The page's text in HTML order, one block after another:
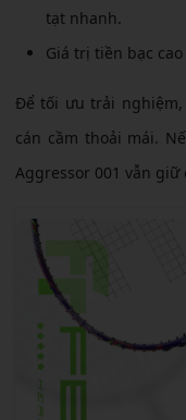
tạt nhanh.
Giá trị tiền bạc
Để tối ưu trải
cán cầm thoải mái.
Aggressor 001 vẫn